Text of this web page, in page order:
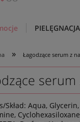
» Łagodzące serum z
serum
Skład: Aqua,